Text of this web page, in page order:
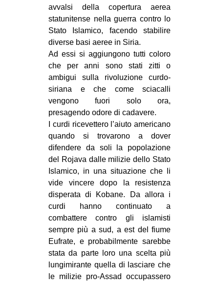
bsky
ms
SEARCH
avvalsi della copertura aerea
statunitense nella guerra contro lo
Stato Islamico, facendo stabilire
diverse basi aeree in Siria.
Ad essi si aggiungono tutti coloro
che per anni sono stati zitti o
ambigui sulla rivoluzione curdo-
siriana e che come sciacalli
vengono fuori solo ora,
presagendo odore di cadavere.
I curdi ricevettero l’aiuto americano
quando si trovarono a dover
difendere da soli la popolazione
del Rojava dalle milizie dello Stato
Islamico, in una situazione che li
vide vincere dopo la resistenza
disperata di Kobane. Da allora i
curdi hanno continuato a
combattere contro gli islamisti
sempre più a sud, a est del fiume
Eufrate, e probabilmente sarebbe
stata da parte loro una scelta più
lungimirante quella di lasciare che
le milizie pro-Assad occupassero